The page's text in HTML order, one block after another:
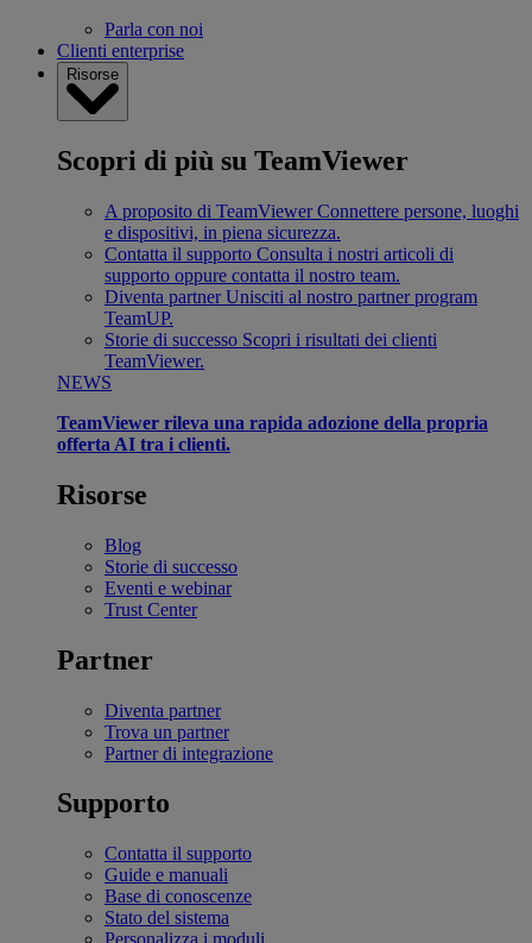
Parla con noi
Clienti enterprise
Risorse
Scopri di più su TeamViewer
A proposito di TeamViewer Connettere persone, luoghi
e dispositivi, in piena sicurezza.
Contatta il supporto Consulta i nostri articoli di
supporto oppure contatta il nostro team.
Diventa partner Unisciti al nostro partner program
TeamUP.
Storie di successo Scopri i risultati dei clienti
TeamViewer.
NEWS
TeamViewer rileva una rapida adozione della propria
offerta AI tra i clienti.
Risorse
Blog
Storie di successo
Eventi e webinar
Trust Center
Partner
Diventa partner
Trova un partner
Partner di integrazione
Supporto
Contatta il supporto
Guide e manuali
Base di conoscenze
Stato del sistema